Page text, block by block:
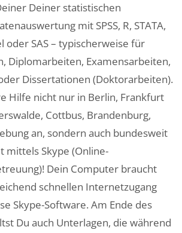
Deiner statistischen
mit SPSS, R, STATA,
oder SAS – typischerweise für
Diplomarbeiten, Examensarbeiten,
Dissertationen (Doktorarbeiten).
Hilfe nicht nur in Berlin, Frankfurt
Cottbus, Brandenburg,
an, sondern auch bundesweit
mittels Skype (Online-
Dein Computer braucht
schnellen Internetzugang
Skype-Software. Am Ende des
Du auch Unterlagen, die während